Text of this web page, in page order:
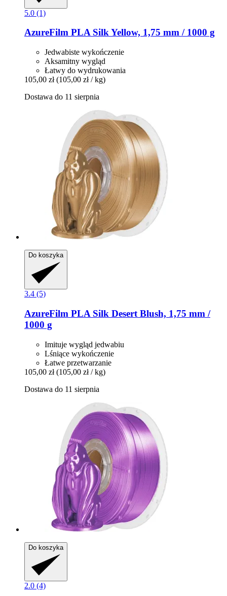
5.0 (1)
AzureFilm PLA Silk Yellow, 1,75 mm / 1000 g
Jedwabiste wykończenie
Aksamitny wygląd
Łatwy do wydrukowania
105,00 zł (105,00 zł / kg)
Dostawa do 11 sierpnia
Do koszyka
3.4 (5)
AzureFilm PLA Silk Desert Blush, 1,75 mm /
1000 g
Imituje wygląd jedwabiu
Lśniące wykończenie
Łatwe przetwarzanie
105,00 zł (105,00 zł / kg)
Dostawa do 11 sierpnia
Do koszyka
2.0 (4)